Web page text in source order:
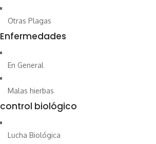
Otras Plagas
Enfermedades
En General
Malas hierbas
control biológico
Lucha Biológica